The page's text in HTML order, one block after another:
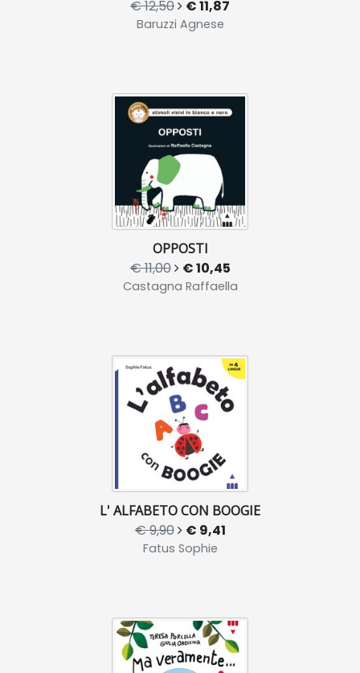
€ 12,50 € 11,87
Baruzzi Agnese
OPPOSTI
€ 11,00 € 10,45
Castagna Raffaella
L' ALFABETO CON BOOGIE
€ 9,90 € 9,41
Fatus Sophie